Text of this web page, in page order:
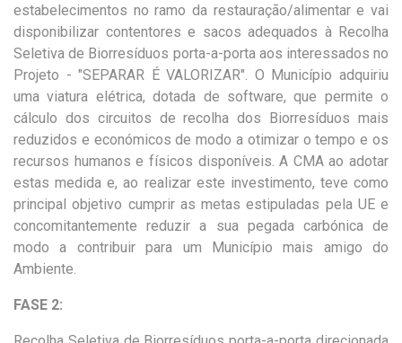
estabelecimentos no ramo da restauração/alimentar e vai
disponibilizar contentores e sacos adequados à Recolha
Seletiva de Biorresíduos porta-a-porta aos interessados no
Projeto - "SEPARAR É VALORIZAR". O Município adquiriu
uma viatura elétrica, dotada de software, que permite o
cálculo dos circuitos de recolha dos Biorresíduos mais
reduzidos e económicos de modo a otimizar o tempo e os
recursos humanos e físicos disponíveis. A CMA ao adotar
estas medida e, ao realizar este investimento, teve como
principal objetivo cumprir as metas estipuladas pela UE e
concomitantemente reduzir a sua pegada carbónica de
modo a contribuir para um Município mais amigo do
Ambiente.
FASE 2: